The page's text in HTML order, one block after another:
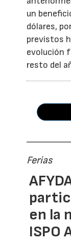
un
dólares,
previstos
evolución
resto del
Ferias
en la
ISPO